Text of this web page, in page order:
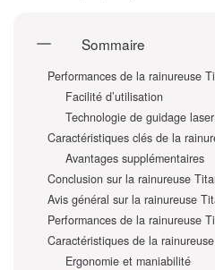
Sommaire
Performances de la rainureuse
Facilité d’utilisation
Technologie de guidage laser
Caractéristiques clés de la
Avantages supplémentaires
Conclusion sur la rainureuse
Avis général sur la rainureuse
Performances de la rainureuse
Caractéristiques de la
Ergonomie et maniabilité